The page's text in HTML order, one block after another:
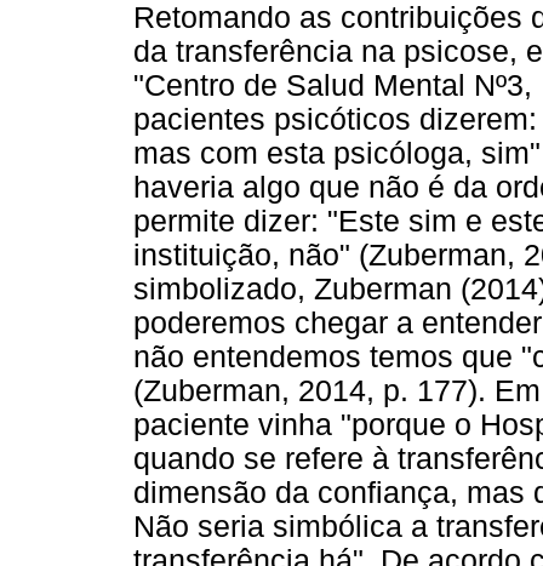
Retomando as contribuições
da transferência na psicose,
"Centro de Salud Mental
pacientes psicóticos
mas com esta psicóloga,
haveria algo que não é da
permite dizer: "Este sim e
instituição, não" (Zuberman,
simbolizado, Zuberman
poderemos chegar a
não entendemos temos que
(Zuberman, 2014, p. 177).
paciente vinha "porque o
quando se refere à
dimensão da confiança, mas
Não seria simbólica a